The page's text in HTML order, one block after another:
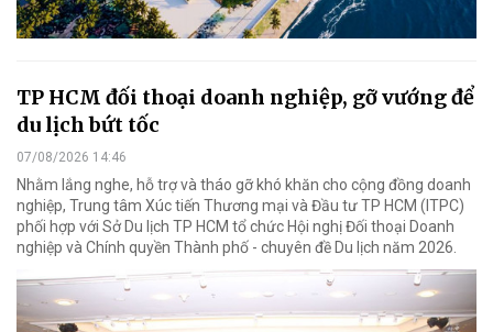
TP HCM đối thoại doanh nghiệp, gỡ vướng để
du lịch bứt tốc
07/08/2026 14:46
Nhằm lắng nghe, hỗ trợ và tháo gỡ khó khăn cho cộng đồng doanh
nghiệp, Trung tâm Xúc tiến Thương mại và Đầu tư TP HCM (ITPC)
phối hợp với Sở Du lịch TP HCM tổ chức Hội nghị Đối thoại Doanh
nghiệp và Chính quyền Thành phố - chuyên đề Du lịch năm 2026.